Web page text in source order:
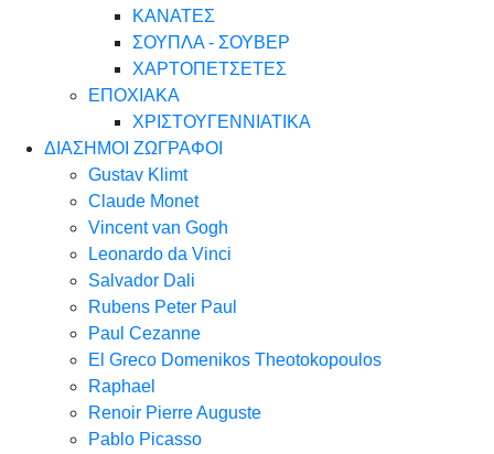
ΚΑΝΑΤΕΣ
ΣΟΥΠΛΑ - ΣΟΥΒΕΡ
ΧΑΡΤΟΠΕΤΣΕΤΕΣ
ΕΠΟΧΙΑΚΑ
ΧΡΙΣΤΟΥΓΕΝΝΙΑΤΙΚΑ
ΔΙΑΣΗΜΟΙ ΖΩΓΡΑΦΟΙ
Gustav Klimt
Claude Monet
Vincent van Gogh
Leonardo da Vinci
Salvador Dali
Rubens Peter Paul
Paul Cezanne
El Greco Domenikos Theotokopoulos
Raphael
Renoir Pierre Auguste
Pablo Picasso